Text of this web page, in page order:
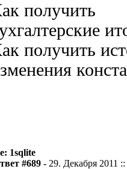
получить
получить
1sqlite
#689 - 29. Декабря 2011